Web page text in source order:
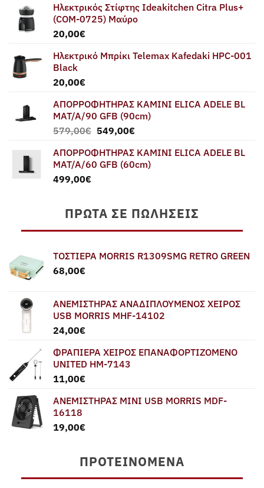
Ηλεκτρικός Στίφτης Ideakitchen Citra Plus+
(COM-0725) Μαύρο
20,00€
Ηλεκτρικό Μπρίκι Telemax Kafedaki HPC-001
Black
20,00€
ΑΠΟΡΡΟΦΗΤΗΡΑΣ ΚΑΜΙΝΙ ELICA ADELE BL
MAT/A/90 GFB (90cm)
579,00€ Original
was:
579,00€.
549,00€Η
τιμή
είναι:
ΑΠΟΡΡΟΦΗΤΗΡΑΣ ΚΑΜΙΝΙ ELICA ADELE BL
MAT/A/60 GFB (60cm)
499,00€
ΠΡΏΤΑ ΣΕ ΠΩΛΉΣΕΙΣ
ΤΟΣΤΙΕΡΑ MORRIS R1309SMG RETRO GREEN
68,00€
ΑΝΕΜΙΣΤΗΡΑΣ ΑΝΑΔΙΠΛΟΥΜΕΝΟΣ ΧΕΙΡΟΣ
USB MORRIS MHF-14102
24,00€
ΦΡΑΠΙΕΡΑ ΧΕΙΡΟΣ ΕΠΑΝΑΦΟΡΤΙΖΟΜΕΝΟ
UNITED HM-7143
11,00€
ΑΝΕΜΙΣΤΗΡΑΣ MINI USB MORRIS MDF-
16118
19,00€
ΠΡΟΤΕΙΝΌΜΕΝΑ